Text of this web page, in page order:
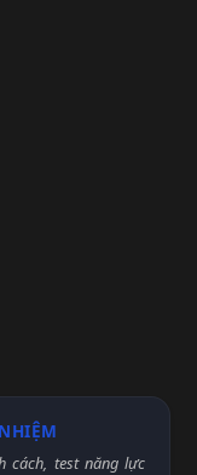
cách, test năng lực